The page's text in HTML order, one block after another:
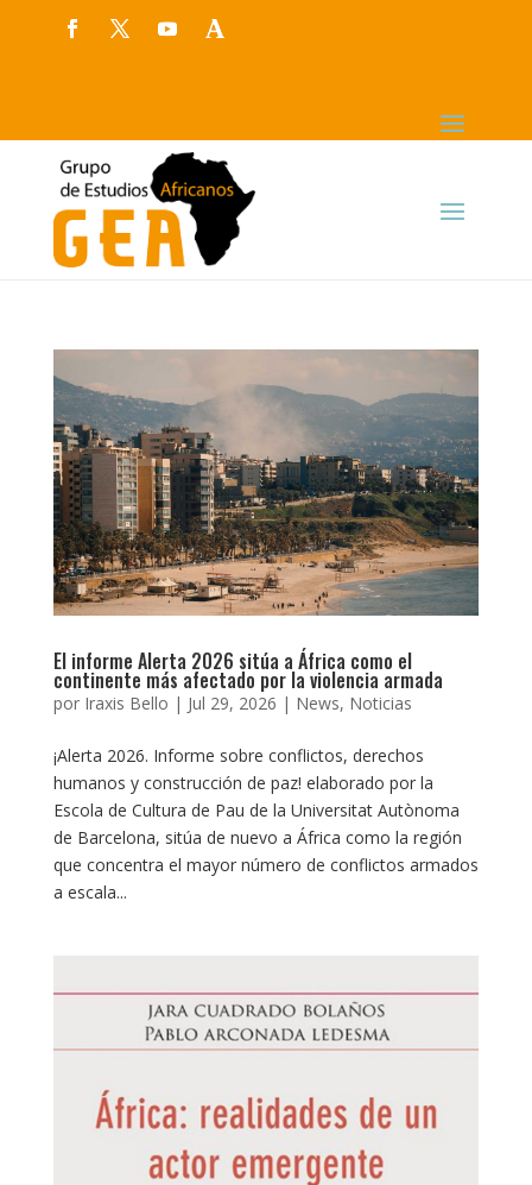
El informe Alerta 2026 sitúa a África como el
continente más afectado por la violencia armada
por Iraxis Bello | Jul 29, 2026 | News, Noticias
¡Alerta 2026. Informe sobre conflictos, derechos
humanos y construcción de paz! elaborado por la
Escola de Cultura de Pau de la Universitat Autònoma
de Barcelona, sitúa de nuevo a África como la región
que concentra el mayor número de conflictos armados
a escala...